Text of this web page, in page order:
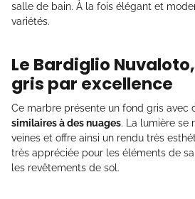
salle de bain. À la fois élégant et
variétés.
Le Bardiglio
gris par excellence
Ce marbre présente un fond gris avec
similaires à des nuages. La lumière se
veines et offre ainsi un rendu très
très appréciée pour les éléments de
les revêtements de sol.